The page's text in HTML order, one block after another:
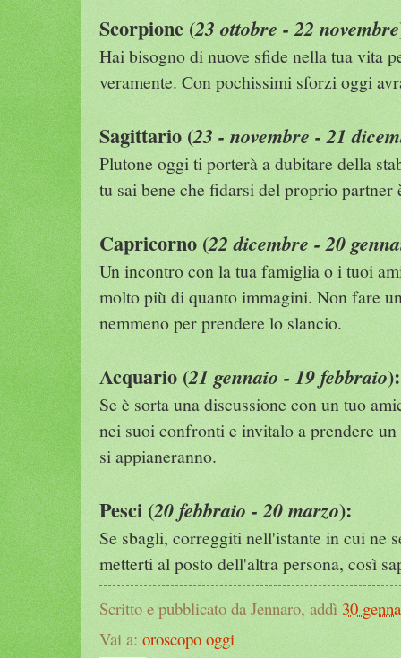
Scorpione (23 ottobre - 22 novembre
Hai bisogno di nuove sfide nella tua vita
veramente. Con pochissimi sforzi oggi
Sagittario (23 - novembre - 21
Plutone oggi ti porterà a dubitare della
tu sai bene che fidarsi del proprio partner
Capricorno (22 dicembre - 20
Un incontro con la tua famiglia o i tuoi
molto più di quanto immagini. Non fare
nemmeno per prendere lo slancio.
Acquario (21 gennaio - 19 febbraio):
Se è sorta una discussione con un tuo
nei suoi confronti e invitalo a prendere
si appianeranno.
Pesci (20 febbraio - 20 marzo):
Se sbagli, correggiti nell'istante in cui ne
metterti al posto dell'altra persona, così
Scritto e pubblicato da Jennaro, addì 30
Vai a: oroscopo oggi